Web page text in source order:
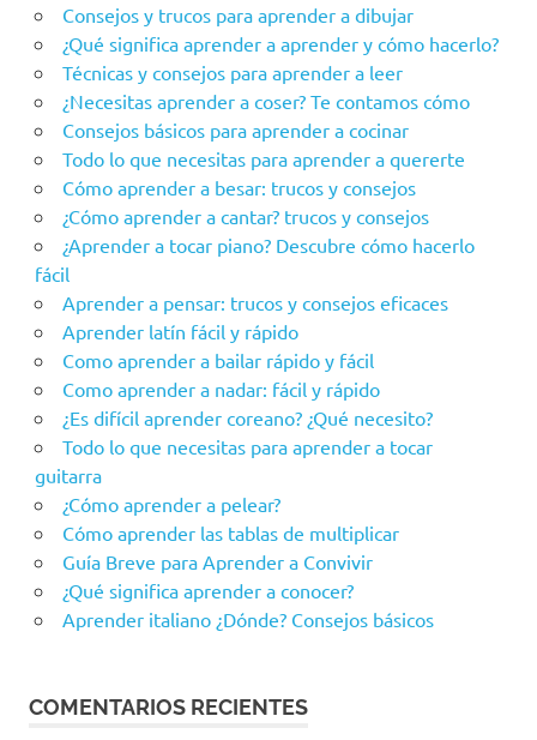
Consejos y trucos para aprender a dibujar
¿Qué significa aprender a aprender y cómo hacerlo?
Técnicas y consejos para aprender a leer
¿Necesitas aprender a coser? Te contamos cómo
Consejos básicos para aprender a cocinar
Todo lo que necesitas para aprender a quererte
Cómo aprender a besar: trucos y consejos
¿Cómo aprender a cantar? trucos y consejos
¿Aprender a tocar piano? Descubre cómo hacerlo
fácil
Aprender a pensar: trucos y consejos eficaces
Aprender latín fácil y rápido
Como aprender a bailar rápido y fácil
Como aprender a nadar: fácil y rápido
¿Es difícil aprender coreano? ¿Qué necesito?
Todo lo que necesitas para aprender a tocar
guitarra
¿Cómo aprender a pelear?
Cómo aprender las tablas de multiplicar
Guía Breve para Aprender a Convivir
¿Qué significa aprender a conocer?
Aprender italiano ¿Dónde? Consejos básicos
COMENTARIOS RECIENTES